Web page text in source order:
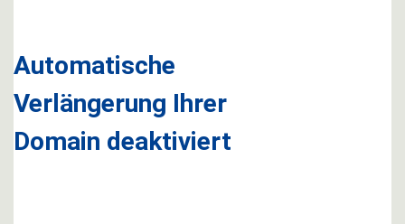
Automatische
Verlängerung Ihrer
Domain deaktiviert